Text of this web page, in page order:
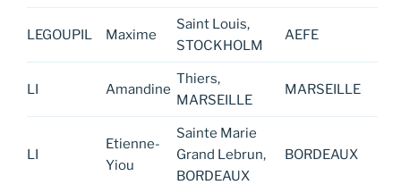
LEGOUPIL Maxime
Saint Louis,
STOCKHOLM
AEFE
LI Amandine
Thiers,
MARSEILLE
MARSEILLE
LI
Etienne-
Yiou
Sainte Marie
Grand Lebrun,
BORDEAUX
BORDEAUX